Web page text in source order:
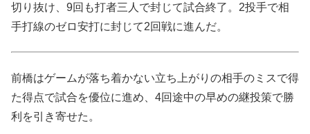
切り抜け、9回も打者三人で封じて試合終了。2投手で相
手打線のゼロ安打に封じて2回戦に進んだ。
前橋はゲームが落ち着かない立ち上がりの相手のミスで得
た得点で試合を優位に進め、4回途中の早めの継投策で勝
利を引き寄せた。